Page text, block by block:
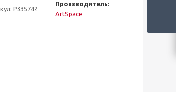
Р335742
Производитель:
ArtSpace